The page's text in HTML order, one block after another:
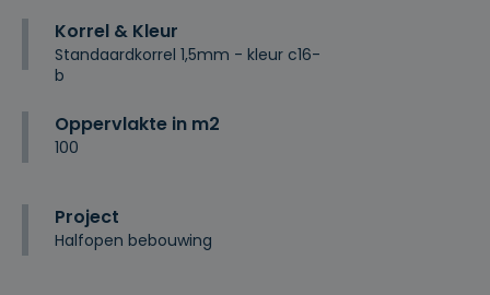
Korrel & Kleur
Standaardkorrel 1,5mm - kleur c16-
b
Oppervlakte in m2
100
Project
Halfopen bebouwing